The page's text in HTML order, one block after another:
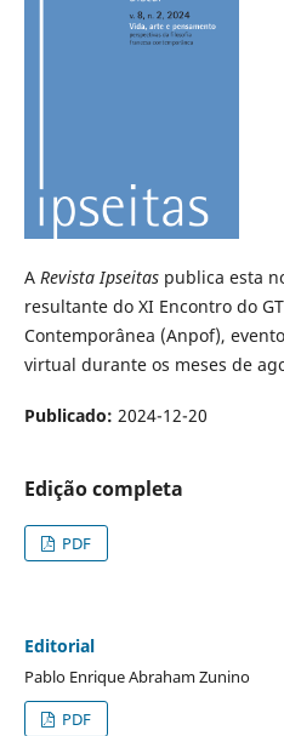
A Revista Ipseitaspublica esta
resultante do XI Encontro do
Contemporânea (Anpof),
virtual durante os meses de
Publicado: 2024-12-20
Edição completa
PDF
Editorial
Pablo Enrique Abraham Zunino
PDF